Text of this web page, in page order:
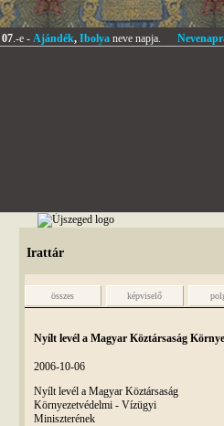
07.-e - Ajándék, Ibolyaneve napja.
Irattár
összes képviselő
Nyílt levél a Magyar Köztársaság
2006-10-06
Nyílt levél a Magyar Köztársaság
Környezetvédelmi - Vízügyi
Miniszterének